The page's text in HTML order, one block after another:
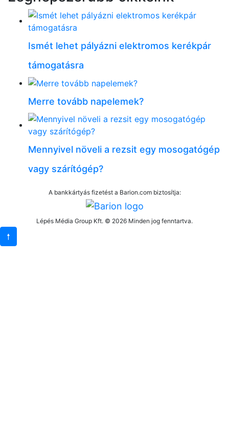
Ismét lehet pályázni elektromos kerékpár
támogatásra
Merre tovább napelemek?
Mennyivel növeli a rezsit egy mosogatógép
vagy szárítógép?
A bankkártyás fizetést a Barion.com biztosítja:
Lépés Média Group Kft. © 2026 Minden jog fenntartva.
🠕